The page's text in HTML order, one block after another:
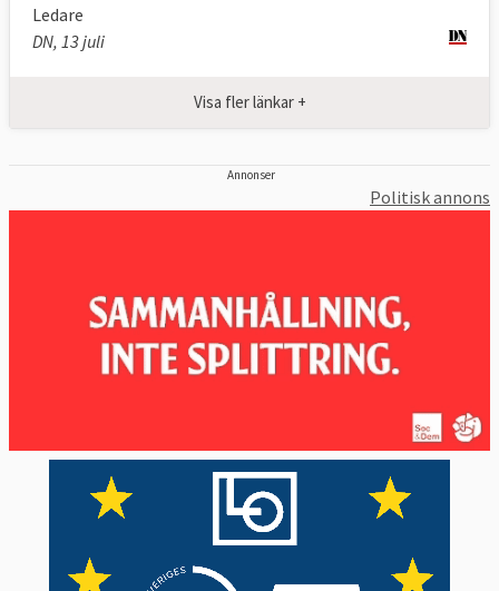
Ledare
DN, 13 juli
Visa fler länkar +
Annonser
Politisk annons